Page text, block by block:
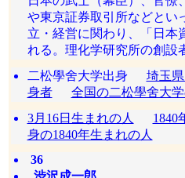
や東京証券取引所などとい
立・経営に関わり、「日本
れる。理化学研究所の創設
二松學舍大学出身 埼玉
身者
全国の二松學舍大
3月16日生まれの人
1840
身の1840年生まれの人
36